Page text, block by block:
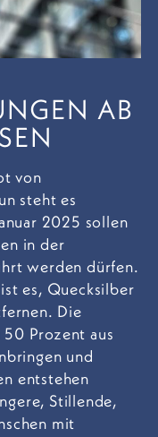
AB
von
steht es
2025 sollen
in der
werden dürfen.
es, Quecksilber
Die
Prozent aus
und
entstehen
Stillende,
mit